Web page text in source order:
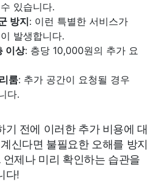
있습니다.
방지: 이런 특별한 서비스가
발생합니다.
이상: 층당 10,000원의 추가 요
룸: 추가 공간이 요청될 경우
다.
기 전에 이러한 추가 비용에 대
신다면 불필요한 오해를 방지
제나 미리 확인하는 습관을
다!